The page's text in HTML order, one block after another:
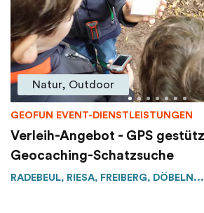
Natur, Outdoor
GEOFUN EVENT-DIENSTLEISTUNGEN
Verleih-Angebot - GPS
Geocaching-Schatzsuche
RADEBEUL, RIESA, FREIBERG, DÖBELN...